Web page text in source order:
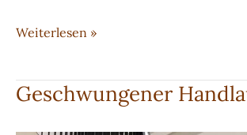
Ein
gewändelte
Treppe
Weiterlesen »
Geschwungener